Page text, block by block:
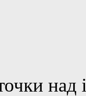
над